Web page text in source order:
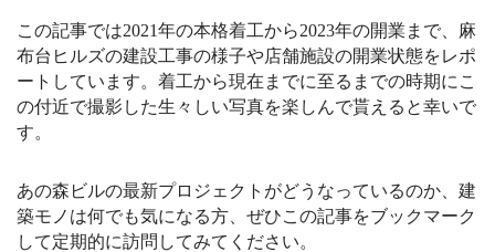
この記事では2021年の本格着工から2023年の開業まで、麻
布台ヒルズの建設工事の様子や店舗施設の開業状態をレポ
ートしています。着工から現在までに至るまでの時期にこ
の付近で撮影した生々しい写真を楽しんで貰えると幸いで
す。
あの森ビルの最新プロジェクトがどうなっているのか、建
築モノは何でも気になる方、ぜひこの記事をブックマーク
して定期的に訪問してみてください。